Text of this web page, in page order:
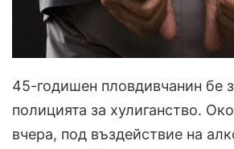
45-годишен пловдивчанин бе
полицията за хулиганство.
вчера, под въздействие на